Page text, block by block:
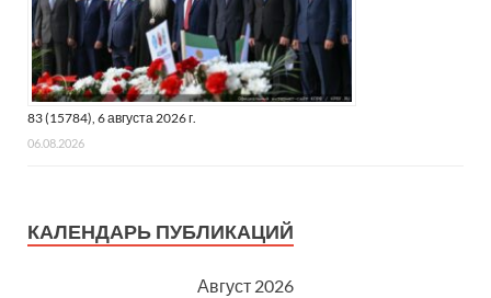
83 (15784), 6 августа 2026 г.
06.08.2026
КАЛЕНДАРЬ ПУБЛИКАЦИЙ
Август 2026